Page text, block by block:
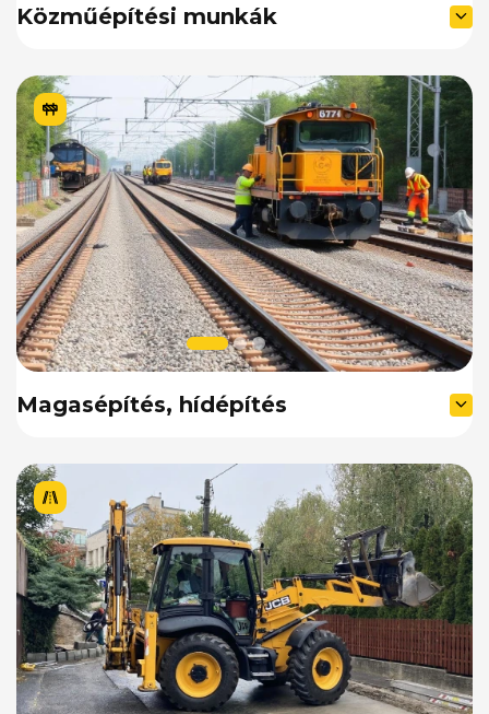
Közműépítési munkák
Magasépítés, hídépítés